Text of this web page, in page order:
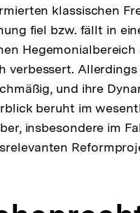
klassischen
fiel bzw. fällt in
verbessert.
und ihre
beruht im
insbesondere im